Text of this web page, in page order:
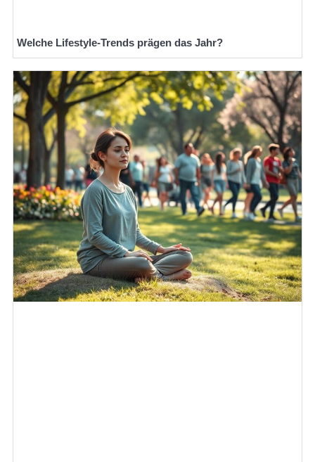
Welche Lifestyle-Trends prägen das Jahr?